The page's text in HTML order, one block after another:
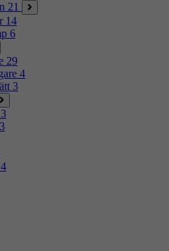
21
14
6
29
4
3
3
3
4